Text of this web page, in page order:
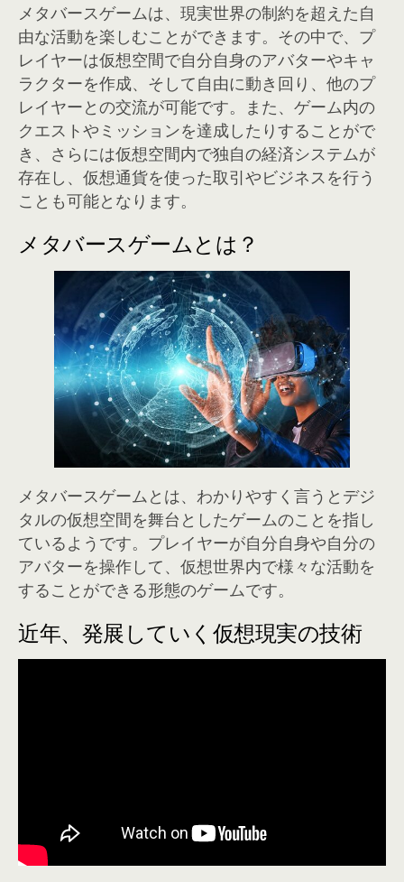
メタバースゲームは、現実世界の制約を超えた自
由な活動を楽しむことができます。その中で、プ
レイヤーは仮想空間で自分自身のアバターやキャ
ラクターを作成、そして自由に動き回り、他のプ
レイヤーとの交流が可能です。また、ゲーム内の
クエストやミッションを達成したりすることがで
き、さらには仮想空間内で独自の経済システムが
存在し、仮想通貨を使った取引やビジネスを行う
ことも可能となります。
メタバースゲームとは？
メタバースゲームとは、わかりやすく言うとデジ
タルの仮想空間を舞台としたゲームのことを指し
ているようです。プレイヤーが自分自身や自分の
アバターを操作して、仮想世界内で様々な活動を
することができる形態のゲームです。
近年、発展していく仮想現実の技術